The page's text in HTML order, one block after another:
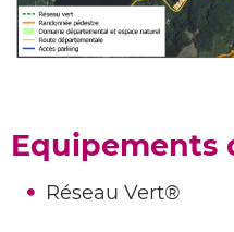
Equipements
Réseau Vert®